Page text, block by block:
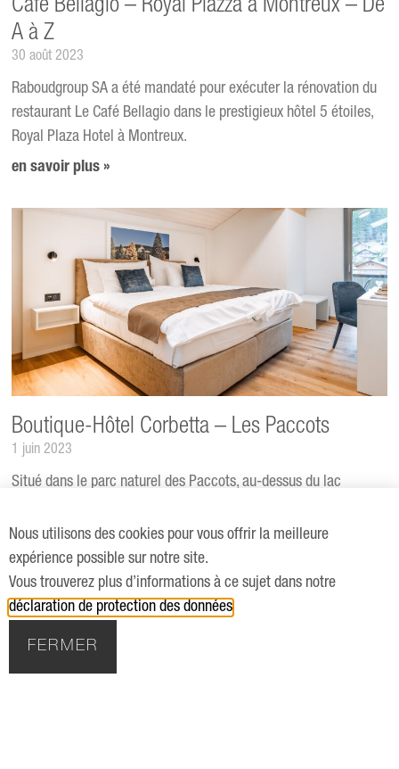
Café Bellagio – Royal Plazza à Montreux – De
A à Z
30 août 2023
Raboudgroup SA a été mandaté pour exécuter la rénovation du
restaurant Le Café Bellagio dans le prestigieux hôtel 5 étoiles,
Royal Plaza Hotel à Montreux.
en savoir plus »
Boutique-Hôtel Corbetta – Les Paccots
1 juin 2023
Situé dans le parc naturel des Paccots, au-dessus du lac
étoiles qui ne vous laissera pas indifférent.
en savoir plus »
Nous utilisons des cookies pour vous offrir la meilleure
expérience possible sur notre site.
Vous trouverez plus d’informations à ce sujet dans notre
déclaration de protection des données
FERMER